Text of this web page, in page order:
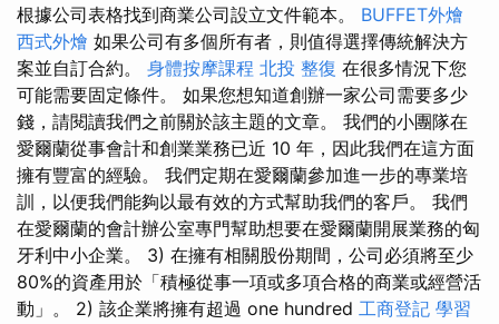
根據公司表格找到商業公司設立文件範本。 BUFFET外燴
西式外燴 如果公司有多個所有者，則值得選擇傳統解決方
案並自訂合約。 身體按摩課程 北投 整復 在很多情況下您
可能需要固定條件。 如果您想知道創辦一家公司需要多少
錢，請閱讀我們之前關於該主題的文章。 我們的小團隊在
愛爾蘭從事會計和創業業務已近 10 年，因此我們在這方面
擁有豐富的經驗。 我們定期在愛爾蘭參加進一步的專業培
訓，以便我們能夠以最有效的方式幫助我們的客戶。 我們
在愛爾蘭的會計辦公室專門幫助想要在愛爾蘭開展業務的匈
牙利中小企業。 3) 在擁有相關股份期間，公司必須將至少
80%的資產用於「積極從事一項或多項合格的商業或經營活
動」。 2) 該企業將擁有超過 one hundred 工商登記 學習